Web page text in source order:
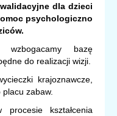
dla dzieci
psychologiczno
wzbogacamy bazę
do realizacji wizji.
krajoznawcze,
zabaw.
kształcenia